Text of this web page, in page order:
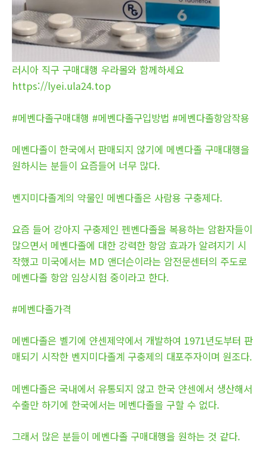
러시아 직구 구매대행 우라몰와 함께하세요
https://lyei.ula24.top
#메벤다졸구매대행 #메벤다졸구입방법 #메벤다졸항암작용
메벤다졸이 한국에서 판매되지 않기에 메벤다졸 구매대행을
원하시는 분들이 요즘들어 너무 많다.
벤지미다졸계의 약물인 메벤다졸은 사람용 구충제다.
요즘 들어 강아지 구충제인 펜벤다졸을 복용하는 암환자들이
많으면서 메벤다졸에 대한 강력한 항암 효과가 알려지기 시
작했고 미국에서는 MD 앤더슨이라는 암전문센터의 주도로
메벤다졸 항암 임상시험 중이라고 한다.
#메벤다졸가격
메벤다졸은 벨기에 얀센제약에서 개발하여 1971년도부터 판
매되기 시작한 벤지미다졸계 구충제의 대포주자이며 원조다.
메벤다졸은 국내에서 유통되지 않고 한국 얀센에서 생산해서
수출만 하기에 한국에서는 메벤다졸을 구할 수 없다.
그래서 많은 분들이 메벤다졸 구매대행을 원하는 것 같다.